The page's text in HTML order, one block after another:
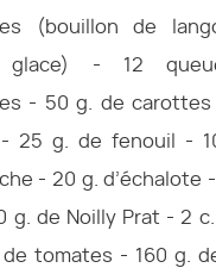
(bouillon de
- 12
- 50 g. de carottes
- 25 g. de fenouil -
- 20 g. d’échalote
g. de Noilly Prat - 2
tomates - 160 g.